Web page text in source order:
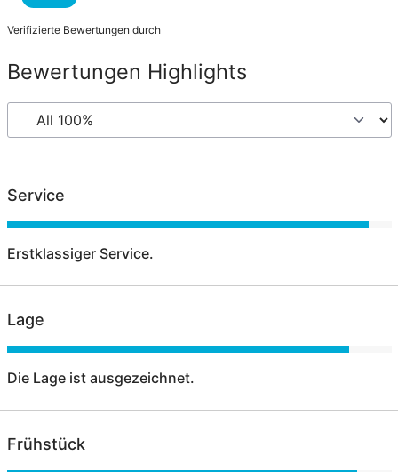
Verifizierte Bewertungen durch
Bewertungen Highlights
Service
Erstklassiger Service.
Lage
Die Lage ist ausgezeichnet.
Frühstück